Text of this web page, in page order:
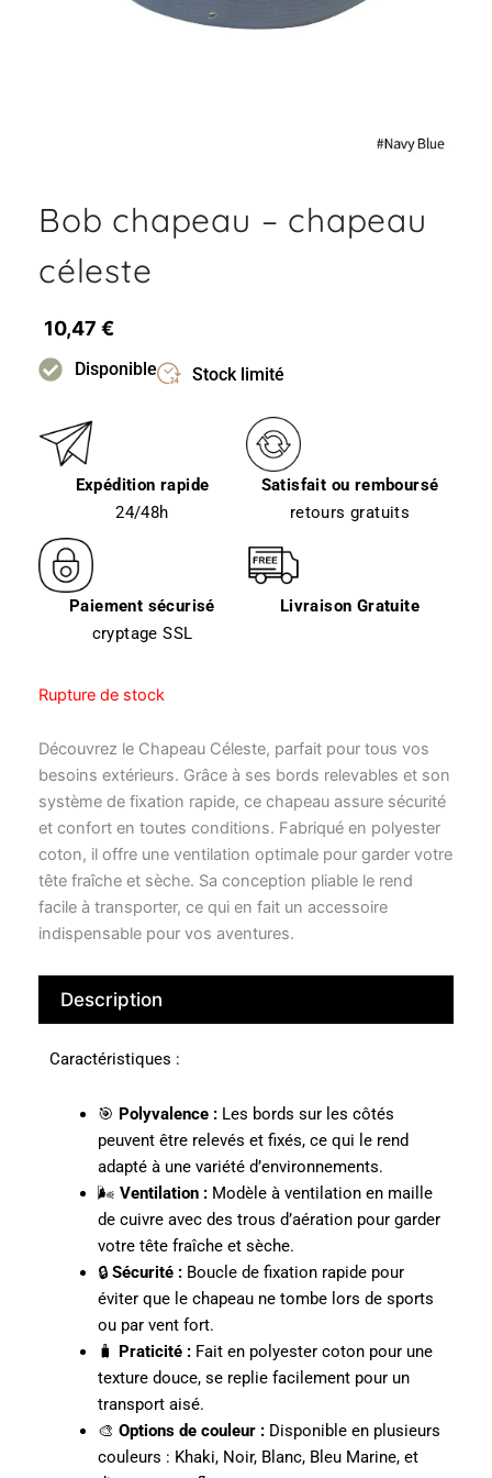
Bob chapeau – chapeau
céleste
10,47 €
Disponible Stock limité
Expédition rapide
24/48h
Satisfait ou remboursé
retours gratuits
Paiement sécurisé
cryptage SSL
Livraison Gratuite
Rupture de stock
Découvrez le Chapeau Céleste, parfait pour tous vos
besoins extérieurs. Grâce à ses bords relevables et son
système de fixation rapide, ce chapeau assure sécurité
et confort en toutes conditions. Fabriqué en polyester
coton, il offre une ventilation optimale pour garder votre
tête fraîche et sèche. Sa conception pliable le rend
facile à transporter, ce qui en fait un accessoire
indispensable pour vos aventures.
Description
Caractéristiques :
🎯 Polyvalence :Les bords sur les côtés
peuvent être relevés et fixés, ce qui le rend
adapté à une variété d’environnements.
🌬️ Ventilation :Modèle à ventilation en maille
de cuivre avec des trous d’aération pour garder
votre tête fraîche et sèche.
🔒 Sécurité :Boucle de fixation rapide pour
éviter que le chapeau ne tombe lors de sports
ou par vent fort.
🧳 Praticité :Fait en polyester coton pour une
texture douce, se replie facilement pour un
transport aisé.
🎨 Options de couleur :Disponible en plusieurs
couleurs : Khaki, Noir, Blanc, Bleu Marine, et